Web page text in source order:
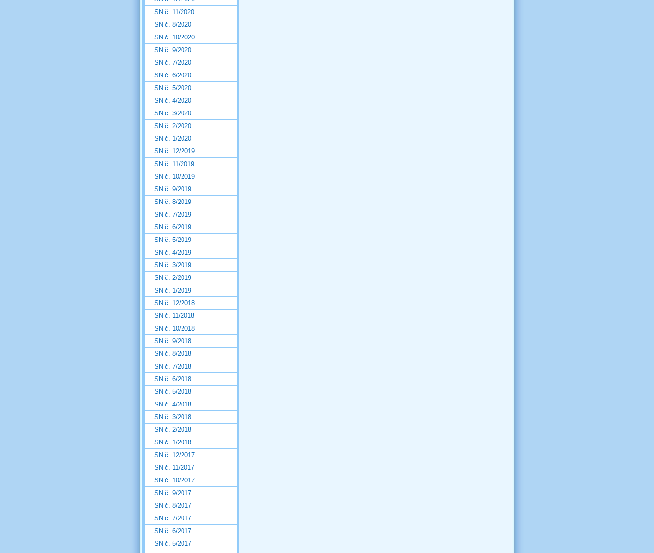
SN č. 11/2020
SN č. 8/2020
SN č. 10/2020
SN č. 9/2020
SN č. 7/2020
SN č. 6/2020
SN č. 5/2020
SN č. 4/2020
SN č. 3/2020
SN č. 2/2020
SN č. 1/2020
SN č. 12/2019
SN č. 11/2019
SN č. 10/2019
SN č. 9/2019
SN č. 8/2019
SN č. 7/2019
SN č. 6/2019
SN č. 5/2019
SN č. 4/2019
SN č. 3/2019
SN č. 2/2019
SN č. 1/2019
SN č. 12/2018
SN č. 11/2018
SN č. 10/2018
SN č. 9/2018
SN č. 8/2018
SN č. 7/2018
SN č. 6/2018
SN č. 5/2018
SN č. 4/2018
SN č. 3/2018
SN č. 2/2018
SN č. 1/2018
SN č. 12/2017
SN č. 11/2017
SN č. 10/2017
SN č. 9/2017
SN č. 8/2017
SN č. 7/2017
SN č. 6/2017
SN č. 5/2017